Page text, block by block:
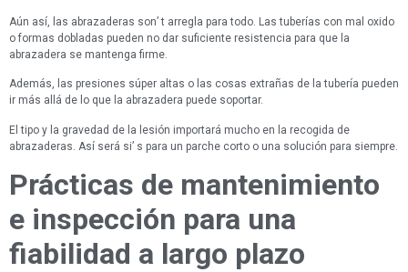
Aún así, las abrazaderas son’ t arregla para todo. Las tuberías con mal oxido
o formas dobladas pueden no dar suficiente resistencia para que la
abrazadera se mantenga firme.
Además, las presiones súper altas o las cosas extrañas de la tubería pueden
ir más allá de lo que la abrazadera puede soportar.
El tipo y la gravedad de la lesión importará mucho en la recogida de
abrazaderas. Así será si’ s para un parche corto o una solución para siempre.
Prácticas de mantenimiento
e inspección para una
fiabilidad a largo plazo